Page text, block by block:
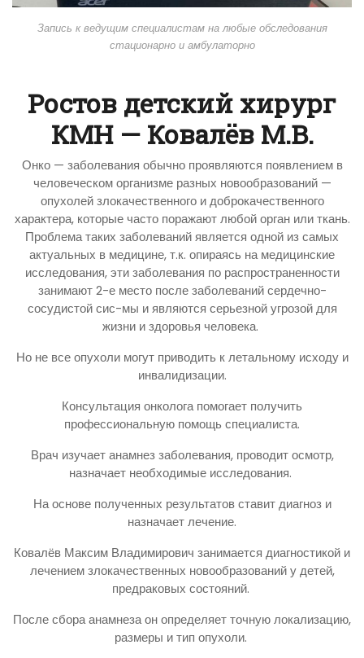
Запись к ведущим специалистам на любые обследования
стационарно и амбулаторно
Ростов детский хирург
КМН — Ковалёв М.В.
Онко — заболевания обычно проявляются появлением в
человеческом организме разных новообразований —
опухолей злокачественного и доброкачественного
характера, которые часто поражают любой орган или ткань.
Проблема таких заболеваний является одной из самых
актуальных в медицине, т.к. опираясь на медицинские
исследования, эти заболевания по распространенности
занимают 2-е место после заболеваний сердечно-
сосудистой сис-мы и являются серьезной угрозой для
жизни и здоровья человека.
Но не все опухоли могут приводить к летальному исходу и
инвалидизации.
Консультация онколога помогает получить
профессиональную помощь специалиста.
Врач изучает анамнез заболевания, проводит осмотр,
назначает необходимые исследования.
На основе полученных результатов ставит диагноз и
назначает лечение.
Ковалёв Максим Владимирович занимается диагностикой и
лечением злокачественных новообразований у детей,
предраковых состояний.
После сбора анамнеза он определяет точную локализацию,
размеры и тип опухоли.